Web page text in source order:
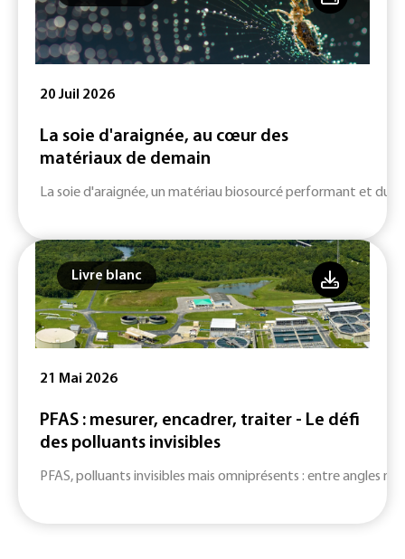
20 Juil 2026
La soie d'araignée, au cœur des
matériaux de demain
La soie d'araignée, un matériau biosourcé performant et
Livre blanc
21 Mai 2026
PFAS : mesurer, encadrer, traiter - Le défi
des polluants invisibles
PFAS, polluants invisibles mais omniprésents : entre angles